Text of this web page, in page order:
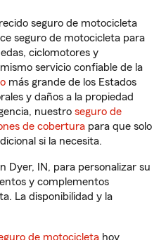
seguro de motocicleta
seguro de motocicleta para
ciclomotores y
servicio confiable de la
más grande de los Estados
y daños a la propiedad
nuestro seguro de
de cobertura para que solo
si la necesita.
Dyer, IN, para personalizar su
y complementos
La disponibilidad y la
de motocicleta hoy